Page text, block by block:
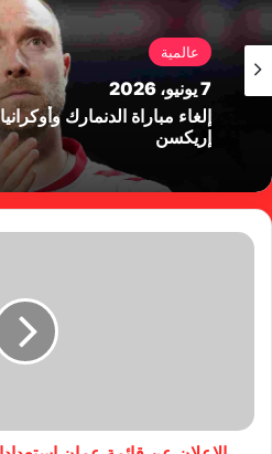
عالمية
7 يونيو، 2026
إلغاء مباراة الدنمارك
إريكسن